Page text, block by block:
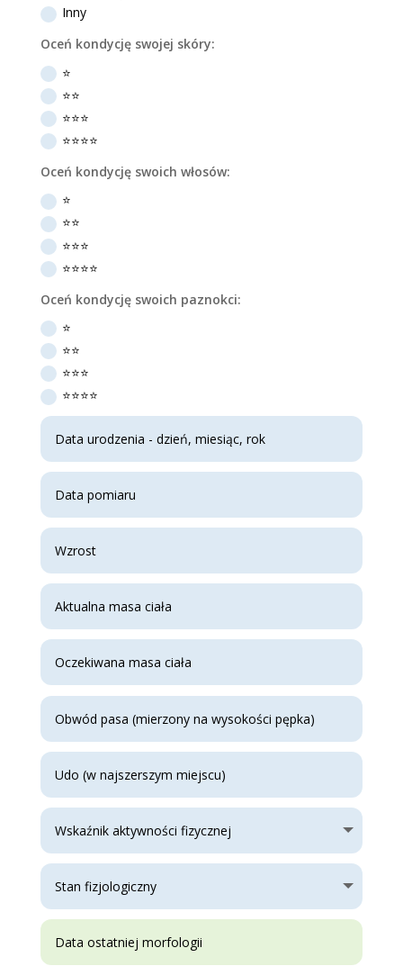
Inny
Oceń kondycję swojej skóry:
⭐️
⭐️⭐️
⭐️⭐️⭐️
⭐️⭐️⭐️⭐️
Oceń kondycję swoich włosów:
⭐️
⭐️⭐️
⭐️⭐️⭐️
⭐️⭐️⭐️⭐️
Oceń kondycję swoich paznokci:
⭐️
⭐️⭐️
⭐️⭐️⭐️
⭐️⭐️⭐️⭐️